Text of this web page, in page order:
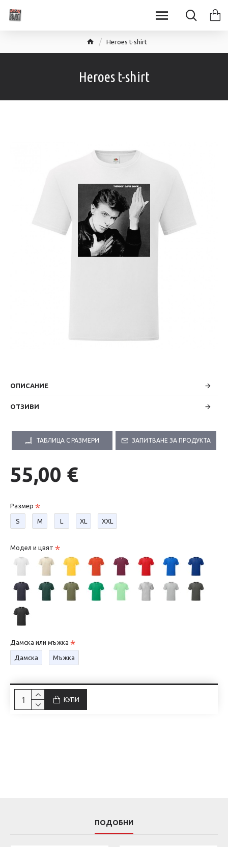
Heroes t-shirt
Heroes t-shirt
ОПИСАНИЕ
ОТЗИВИ
ТАБЛИЦА С РАЗМЕРИ ЗАПИТВАНЕ ЗА ПРОДУКТА
55,00 €
Размер
S М L XL XXL
Модел и цвят
Дамска или мъжка
Дамска Мъжка
КУПИ
ПОДОБНИ